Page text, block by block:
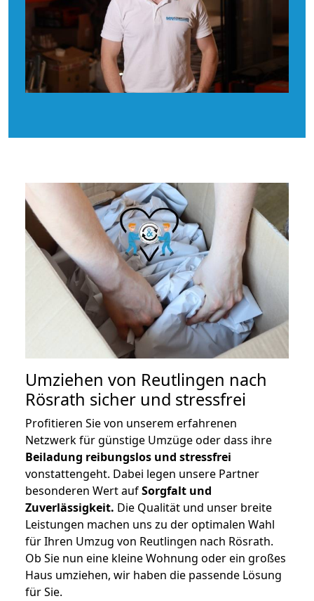
Umziehen von Reutlingen nach
Rösrath sicher und stressfrei
Profitieren Sie von unserem erfahrenen
Netzwerk für günstige Umzüge oder dass ihre
Beiladung reibungslos und stressfrei
vonstattengeht. Dabei legen unsere Partner
besonderen Wert aufSorgfalt und
Zuverlässigkeit. Die Qualität und unser breite
Leistungen machen uns zu der optimalen Wahl
für Ihren Umzug von Reutlingen nach Rösrath.
Ob Sie nun eine kleine Wohnung oder ein großes
Haus umziehen, wir haben die passende Lösung
für Sie.